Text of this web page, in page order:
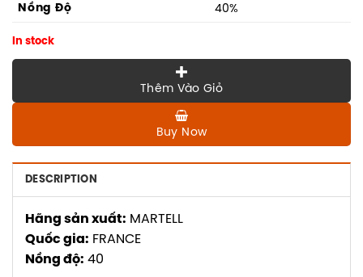
Nồng Độ
40%
In stock
Thêm Vào Giỏ
Buy Now
DESCRIPTION
Hãng sản xuất: MARTELL
Quốc gia: FRANCE
Nồng độ: 40